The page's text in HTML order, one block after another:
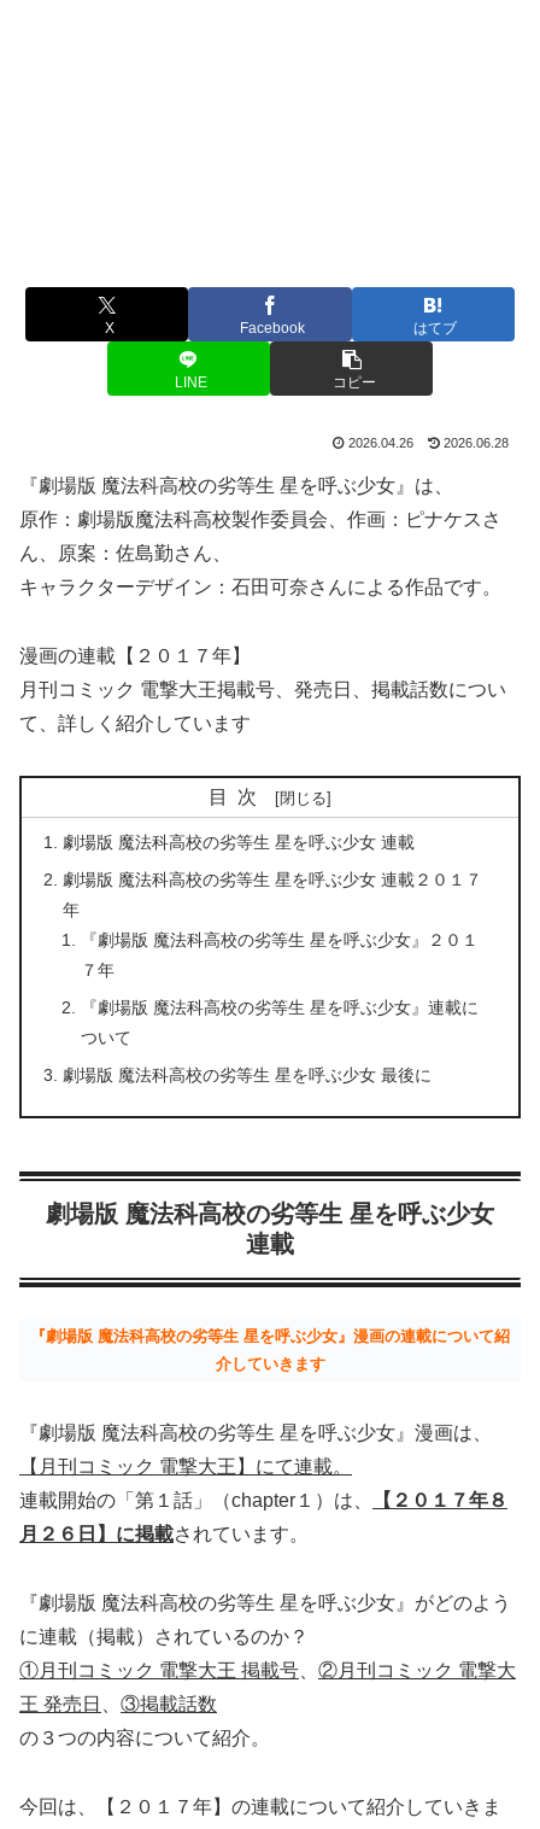
X Facebook はてブ
LINE コピー
2026.04.26 2026.06.28
『劇場版 魔法科高校の劣等生 星を呼ぶ少女』は、
原作：劇場版魔法科高校製作委員会、作画：ピナケスさ
ん、原案：佐島勤さん、
キャラクターデザイン：石田可奈さんによる作品です。
漫画の連載【２０１７年】
月刊コミック 電撃大王掲載号、発売日、掲載話数につい
て、詳しく紹介しています
目次
劇場版 魔法科高校の劣等生 星を呼ぶ少女 連載
劇場版 魔法科高校の劣等生 星を呼ぶ少女 連載２０１７
年
『劇場版 魔法科高校の劣等生 星を呼ぶ少女』２０１
７年
『劇場版 魔法科高校の劣等生 星を呼ぶ少女』連載に
ついて
劇場版 魔法科高校の劣等生 星を呼ぶ少女 最後に
劇場版 魔法科高校の劣等生 星を呼ぶ少女
連載
『劇場版 魔法科高校の劣等生 星を呼ぶ少女』漫画の連載について紹
介していきます
『劇場版 魔法科高校の劣等生 星を呼ぶ少女』漫画は、
【月刊コミック 電撃大王】にて連載。
連載開始の「第１話」（chapter１）は、
【２０１７年８
月２６日】に掲載されています。
『劇場版 魔法科高校の劣等生 星を呼ぶ少女』がどのよう
に連載（掲載）されているのか？
①月刊コミック 電撃大王 掲載号
②月刊コミック 電撃大
王 発売日
③掲載話数
の３つの内容について紹介。
今回は、【２０１７年】の連載について紹介していきま